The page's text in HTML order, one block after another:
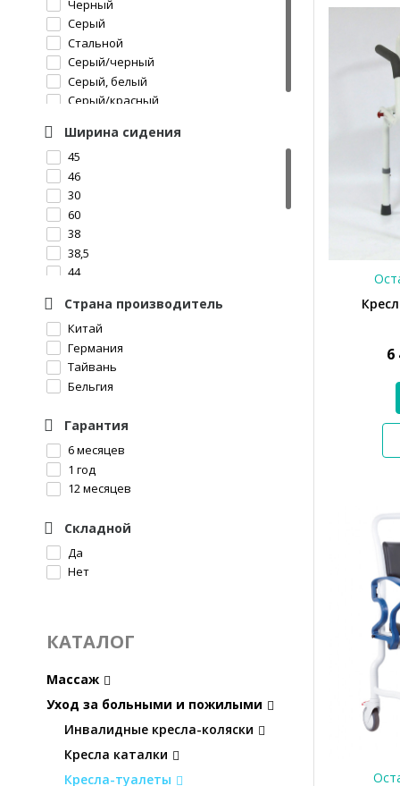
Черный
Серый
Стальной
Серый/черный
Серый, белый
Серый/красный
Ширина сидения
45
46
30
60
38
38,5
44
59
52
64
58
57
Страна производитель
Китай
Германия
Тайвань
Бельгия
Гарантия
6 месяцев
1 год
12 месяцев
Складной
Да
Нет
КАТАЛОГ
Массаж
Уход за больными и пожилыми
Инвалидные кресла-коляски
Кресла каталки
Кресла-туалеты
6